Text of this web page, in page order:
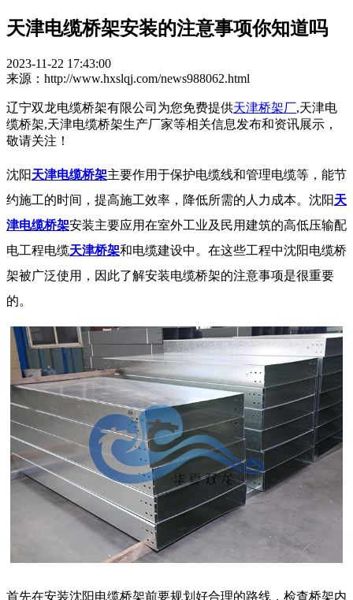
天津电缆桥架安装的注意事项你知道吗
2023-11-22 17:43:00
来源：http://www.hxslqj.com/news988062.html
辽宁双龙电缆桥架有限公司为您免费提供天津桥架厂,天津电
缆桥架,天津电缆桥架生产厂家等相关信息发布和资讯展示，
敬请关注！
沈阳天津电缆桥架主要作用于保护电缆线和管理电缆等，能节
约施工的时间，提高施工效率，降低所需的人力成本。沈阳天
津电缆桥架安装主要应用在室外工业及民用建筑的高低压输配
电工程电缆天津桥架和电缆建设中。在这些工程中沈阳电缆桥
架被广泛使用，因此了解安装电缆桥架的注意事项是很重要
的。
首先在安装沈阳电缆桥架前要规划好合理的路线，检查桥架内